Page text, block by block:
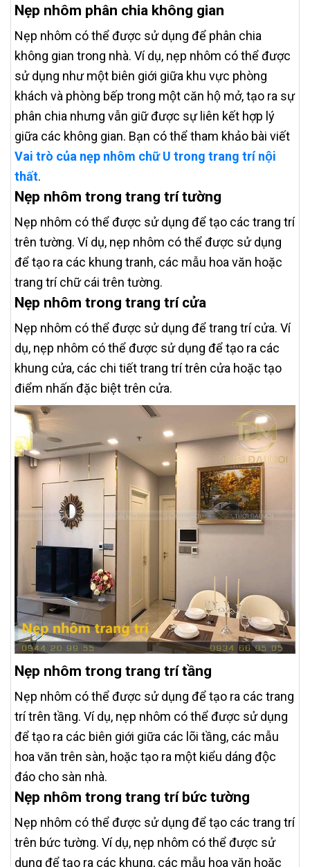
Nẹp nhôm phân chia không gian
Nẹp nhôm có thể được sử dụng để phân chia
không gian trong nhà. Ví dụ, nẹp nhôm có thể được
sử dụng như một biên giới giữa khu vực phòng
khách và phòng bếp trong một căn hộ mở, tạo ra sự
phân chia nhưng vẫn giữ được sự liên kết hợp lý
giữa các không gian. Bạn có thể tham khảo bài viết
Vai trò của nẹp nhôm chữ U trong trang trí nội
thất.
Nẹp nhôm trong trang trí tường
Nẹp nhôm có thể được sử dụng để tạo các trang trí
trên tường. Ví dụ, nẹp nhôm có thể được sử dụng
để tạo ra các khung tranh, các mẫu hoa văn hoặc
trang trí chữ cái trên tường.
Nẹp nhôm trong trang trí cửa
Nẹp nhôm có thể được sử dụng để trang trí cửa. Ví
dụ, nẹp nhôm có thể được sử dụng để tạo ra các
khung cửa, các chi tiết trang trí trên cửa hoặc tạo
điểm nhấn đặc biệt trên cửa.
Nẹp nhôm trong trang trí tầng
Nẹp nhôm có thể được sử dụng để tạo ra các trang
trí trên tầng. Ví dụ, nẹp nhôm có thể được sử dụng
để tạo ra các biên giới giữa các lõi tầng, các mẫu
hoa văn trên sàn, hoặc tạo ra một kiểu dáng độc
đáo cho sàn nhà.
Nẹp nhôm trong trang trí bức tường
Nẹp nhôm có thể được sử dụng để tạo các trang trí
trên bức tường. Ví dụ, nẹp nhôm có thể được sử
dụng để tạo ra các khung, các mẫu hoa văn hoặc